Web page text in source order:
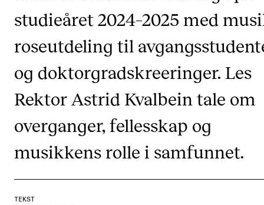
INFO
Om Norges musikkhøgskole
Kontakt oss
For ansatte og studenter
studieåret 2024–2025 med
roseutdeling til
og doktorgradskreeringer. Les
Rektor Astrid Kvalbein tale om
overganger, fellesskap og
musikkens rolle i samfunnet.
TEKST